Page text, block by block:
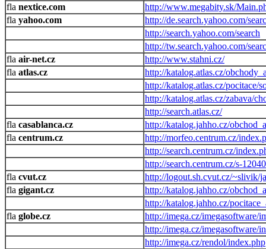
nextice.com
http://www.megabity.sk/
yahoo.com
http://de.search.yahoo.com/
http://search.yahoo.com/search
http://tw.search.yahoo.com/
air-net.cz
http://www.stahni.cz/
atlas.cz
http://katalog.atlas.cz/
http://katalog.atlas.cz/pocitace/
http://katalog.atlas.cz/zabava/
http://search.atlas.cz/
casablanca.cz
http://katalog.jahho.cz/
centrum.cz
http://morfeo.centrum.cz/
http://search.centrum.cz/
http://search.centrum.cz/s-
cvut.cz
http://logout.sh.cvut.cz/~slivik/
gigant.cz
http://katalog.jahho.cz/
http://katalog.jahho.cz/
globe.cz
http://imega.cz/imegasoftware/
http://imega.cz/imegasoftware/
http://imega.cz/rendol/index.php